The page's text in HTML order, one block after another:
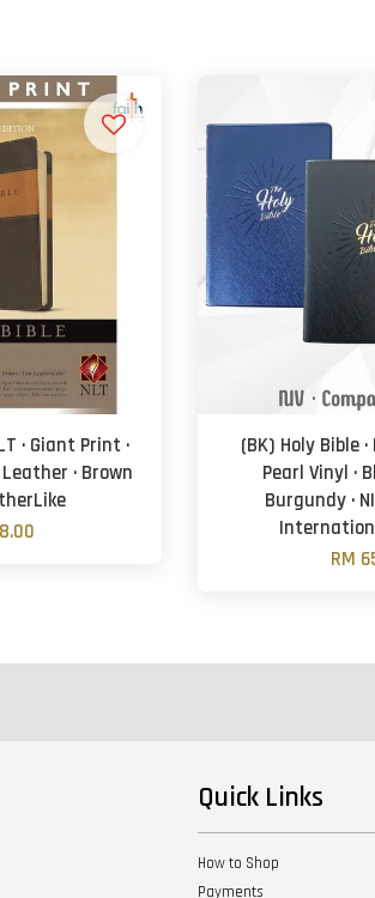
· Giant Print ·
· Brown
(BK) Holy Bible ·
Pearl Vinyl ·
Burgundy ·
RM
Quick Links
How to Shop
Payments